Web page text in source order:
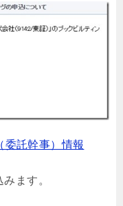
委託幹事）情報
ます。